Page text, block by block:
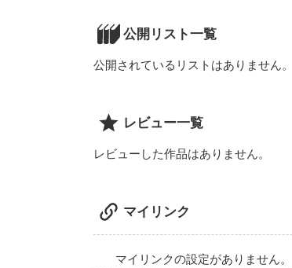
   普通の女子高生
   綾瀬那美 (１６)が
   ある日突然！？
   そこには 、
公開リスト一覧
公開されているリストはありません。
レビュー一覧
レビューした作品はありません。
マイリンク
マイリンクの設定がありません。